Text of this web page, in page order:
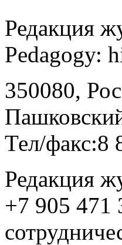
Редакция
Pedagogу:
350080,
Тел/факс:8
Редакция
+7 905 471